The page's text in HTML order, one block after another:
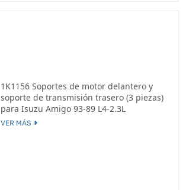
1K1156 Soportes de motor delantero y
soporte de transmisión trasero (3 piezas)
para Isuzu Amigo 93-89 L4-2.3L
VER MÁS